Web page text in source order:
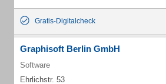
Gratis-Digitalcheck
Graphisoft Berlin GmbH
Software
Ehrlichstr. 53